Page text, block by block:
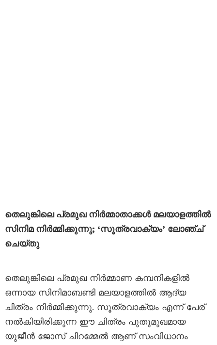
തെലുങ്കിലെ പ്രമുഖ നിർമ്മാതാക്കൾ മലയാളത്തിൽ
സിനിമ നിർമ്മിക്കുന്നു; ‘സൂത്രവാക്യം’ ലോഞ്ച്
ചെയ്തു
തെലുങ്കിലെ പ്രമുഖ നിർമ്മാണ കമ്പനികളിൽ
ഒന്നായ സിനിമാബണ്ടി മലയാളത്തിൽ ആദ്യ
ചിത്രം നിർമ്മിക്കുന്നു. സൂത്രവാക്യം എന്ന് പേര്
നൽകിയിരിക്കുന്ന ഈ ചിത്രം പുതുമുഖമായ
യുജീൻ ജോസ് ചിറമ്മേൽ ആണ് സംവിധാനം